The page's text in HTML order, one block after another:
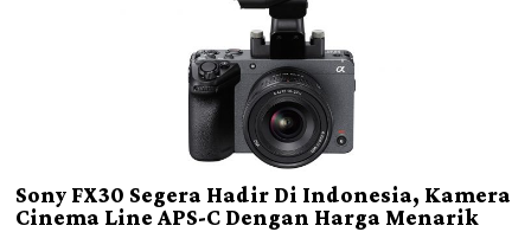
Sony FX30 Segera Hadir Di Indonesia, Kamera
Cinema Line APS-C Dengan Harga Menarik